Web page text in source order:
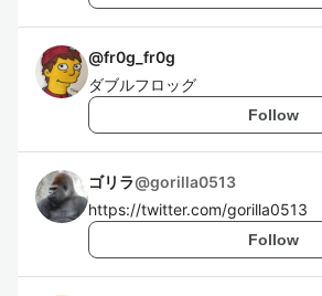
@fr0g_fr0g
ダブルフロッグ
Follow
ゴリラ@gorilla0513
https://twitter.com/gorilla0513
Follow